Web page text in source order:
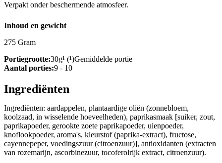
Verpakt onder beschermende atmosfeer.
Inhoud en gewicht
275 Gram
Portiegrootte:30g¹ (¹)Gemiddelde portie
Aantal porties:9 - 10
Ingrediënten
Ingrediënten: aardappelen, plantaardige oliën (zonnebloem,
koolzaad, in wisselende hoeveelheden), paprikasmaak [suiker, zout,
paprikapoeder, gerookte zoete paprikapoeder, uienpoeder,
knoflookpoeder, aroma's, kleurstof (paprika-extract), fructose,
cayennepeper, voedingszuur (citroenzuur)], antioxidanten (extracten
van rozemarijn, ascorbinezuur, tocoferolrijk extract, citroenzuur).